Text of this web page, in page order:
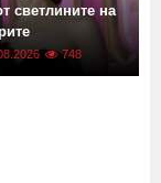
светлините на
748